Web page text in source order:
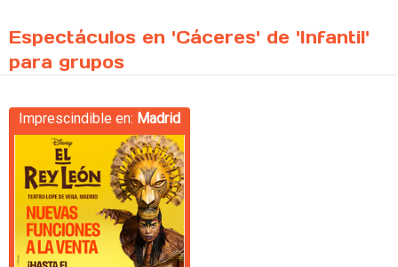
Espectáculos en 'Cáceres' de 'Infantil'
para grupos
Imprescindible en: Madrid